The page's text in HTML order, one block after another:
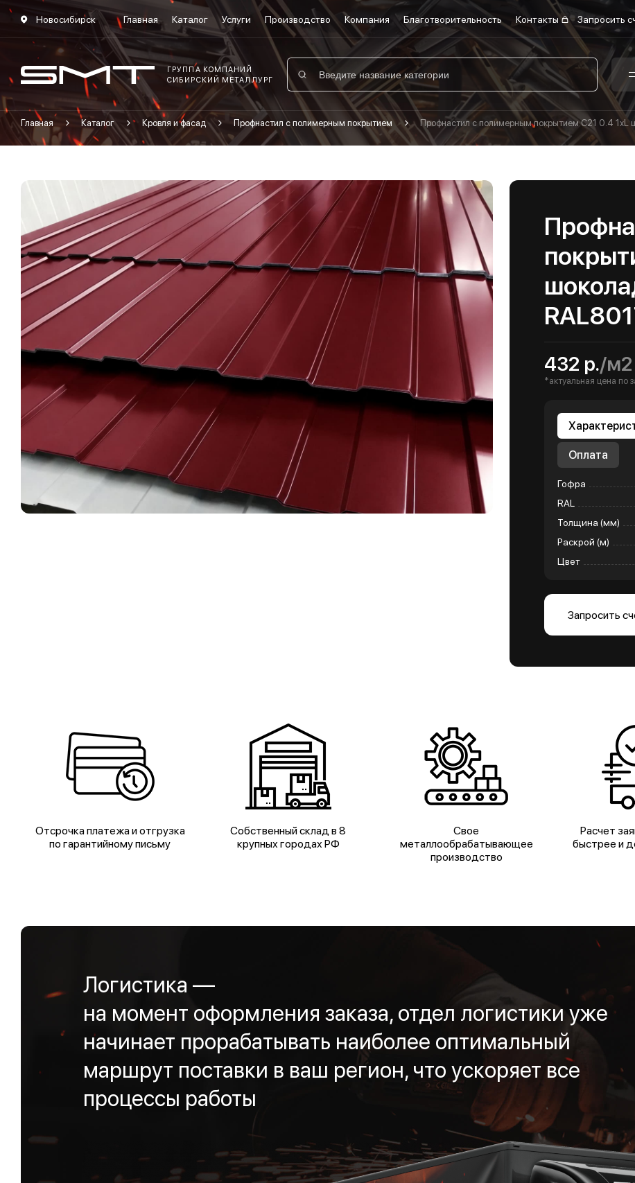
Новосибирск Главная Каталог Услуги Производство Компания Благотворительность Контакты Запросить
ГРУППА КОМПАНИЙ
СИБИРСКИЙ МЕТАЛЛУРГ
Главная Каталог Кровля и фасад Профнастил с полимерным покрытием Профнастил с полимерным покрытием С21 0.4 1хL
432 р./м2
*актуальная цена по
Оплата
Гофра
RAL
Толщина (мм)
Раскрой (м)
Цвет
Запросить
Отсрочка платежа и отгрузка
по гарантийному письму
Собственный склад в 8
крупных городах РФ
Свое
металлообрабатывающее
производство
Расчет
быстрее и
Логистика —
на момент оформления заказа, отдел логистики уже
начинает прорабатывать наиболее оптимальный
маршрут поставки в ваш регион, что ускоряет все
процессы работы